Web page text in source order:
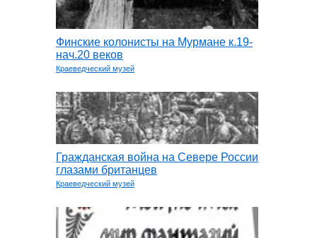
Финские колонисты на Мурмане к.19-
нач.20 веков
Краеведческий музей
Гражданская война на Севере России
глазами британцев
Краеведческий музей